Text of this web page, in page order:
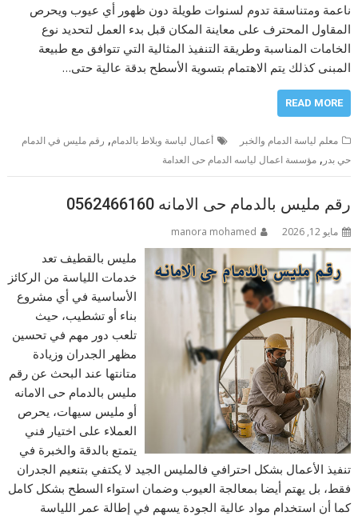
ناعمة ومتناسقة تدوم لسنوات طويلة دون ظهور أي عيوب ويحرص
المقاول المحترف على معاينة المكان قبل بدء العمل لتحديد نوع
الخامات المناسبة وطريقة التنفيذ المثالية التي تتوافق مع طبيعة
المبنى كذلك يتم الاهتمام بتسوية الأسطح بدقة عالية حتى…
READ MORE
معلم لياسة الدمام والخبر أعمال لياسة وبلاط بالدمام, رقم مليس في الدمام
حي بدر ,مؤسسة اعمال لياسه الدمام حى العدامة
رقم مليس بالدمام حى الامانه 0562466160
مايو 12, 2026 manora mohamed
مليس بالقطيف تعد
خدمات اللياسة من الركائز
الأساسية في أي مشروع
بناء أو تشطيب، حيث
تلعب دور مهم في تحسين
مظهر الجدران وزيادة
متانتها عند البحث عن رقم
مليس بالدمام حى الامانه
أو مليس سيهات، يحرص
العملاء على اختيار فني
يتمتع بالدقة والخبرة في
تنفيذ الأعمال بشكل احترافي فالمليس الجيد لا يكتفي بتنعيم الجدران
فقط، بل يهتم أيضا بمعالجة العيوب وضمان استواء السطح بشكل كامل
كما أن استخدام مواد عالية الجودة يسهم في إطالة عمر اللياسة